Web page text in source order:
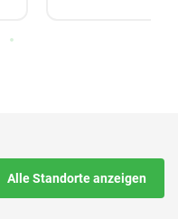
Alle Standorte anzeigen